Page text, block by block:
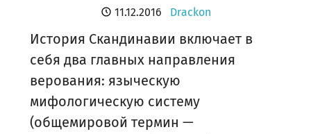
11.12.2016 Drackon
История Скандинавии включает в
себя два главных направления
верования: языческую
мифологическую систему
(общемировой термин —